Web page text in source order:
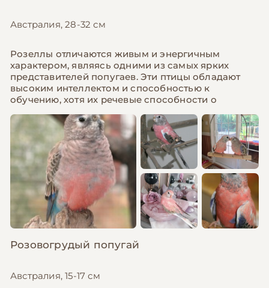
Австралия, 28-32 см
Розеллы отличаются живым и энергичным
характером, являясь одними из самых ярких
представителей попугаев. Эти птицы обладают
высоким интеллектом и способностью к
обучению, хотя их речевые способности о
Розовогрудый попугай
Австралия, 15-17 см